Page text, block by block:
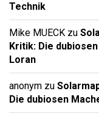
Technik
Mike MUECK zu
Kritik: Die
Loran
anonym zu
Die dubiosen